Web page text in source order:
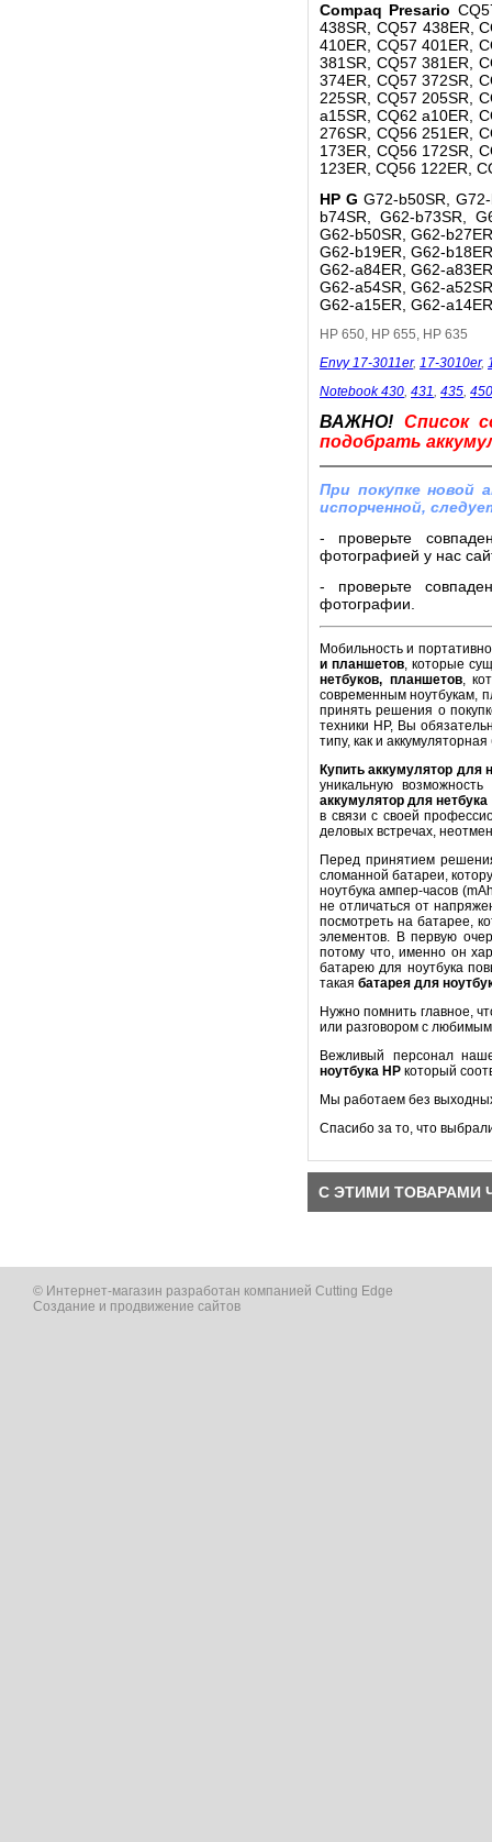
Compaq Presario
438SR, CQ57 438ER,
410ER, CQ57 401ER,
381SR, CQ57 381ER,
374ER, CQ57 372SR,
225SR, CQ57 205SR,
a15SR, CQ62 a10ER,
276SR, CQ56 251ER,
173ER, CQ56 172SR,
123ER, CQ56 122ER,
HP G G72-b50SR,
b74SR, G62-b73SR,
G62-b50SR, G62-
G62-b19ER, G62-
G62-a84ER, G62-
G62-a54SR, G62-
G62-a15ER, G62-
HP 650, HP 655, HP 635
Envy 17-3011er, 17-3010er,
Notebook 430, 431, 435, 450
ВАЖНО! Список
подобрать
При покупке новой
испорченной,
- проверьте
фотографией у нас
- проверьте
фотографии.
Мобильность и
и планшетов, которые
нетбуков, планшетов,
современным ноутбукам,
принять решения о
техники HP, Вы
типу, как и
Купить аккумулятор для
уникальную
аккумулятор для нетбука
в связи с своей
деловых встречах,
Перед принятием
сломанной батареи,
ноутбука ампер-часов
не отличаться от
посмотреть на батарее,
элементов. В первую
потому что, именно он
батарею для ноутбука
такая батарея для
Нужно помнить главное,
или разговором с
Вежливый персонал
ноутбука HP который
Мы работаем без
Спасибо за то, что
С ЭТИМИ ТОВАРАМИ
© Интернет-магазин разработан компанией Cutting Edge
Создание и продвижение сайтов